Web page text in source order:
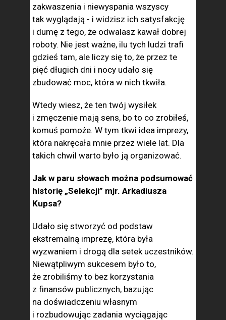
zakwaszenia i niewyspania wszyscy
tak wyglądają - i widzisz ich satysfakcję
i dumę z tego, że odwalasz kawał dobrej
roboty. Nie jest ważne, ilu tych ludzi trafi
gdzieś tam, ale liczy się to, że przez te
pięć długich dni i nocy udało się
zbudować moc, która w nich tkwiła.
Wtedy wiesz, że ten twój wysiłek
i zmęczenie mają sens, bo to co zrobiłeś,
komuś pomoże. W tym tkwi idea imprezy,
która nakręcała mnie przez wiele lat. Dla
takich chwil warto było ją organizować.
Jak w paru słowach można podsumować
historię „Selekcji” mjr. Arkadiusza
Kupsa?
Udało się stworzyć od podstaw
ekstremalną imprezę, która była
wyzwaniem i drogą dla setek uczestników.
Niewątpliwym sukcesem było to,
że zrobiliśmy to bez korzystania
z finansów publicznych, bazując
na doświadczeniu własnym
i rozbudowując zadania wyciągając